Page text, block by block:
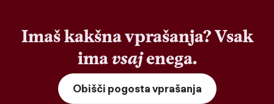
Imaš kakšna vprašanja? Vsak
imavsajenega.
Obišči pogosta vprašanja